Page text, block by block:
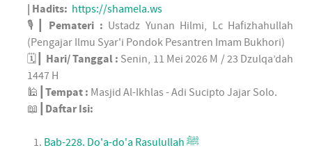
| Hadits: https://shamela.ws
🎙┃ Pemateri : Ustadz Yunan Hilmi, Lc Hafizhahullah
(Pengajar Ilmu Syar'i Pondok Pesantren Imam Bukhori)
🗓┃ Hari/ Tanggal : Senin, 11 Mei 2026 M / 23 Dzulqa’dah
1447 H
🕌┃ Tempat : Masjid Al-Ikhlas - Adi Sucipto Jajar Solo.
📖┃ Daftar Isi:
Bab-228. Do'a-do'a Rasulullah ﷺ